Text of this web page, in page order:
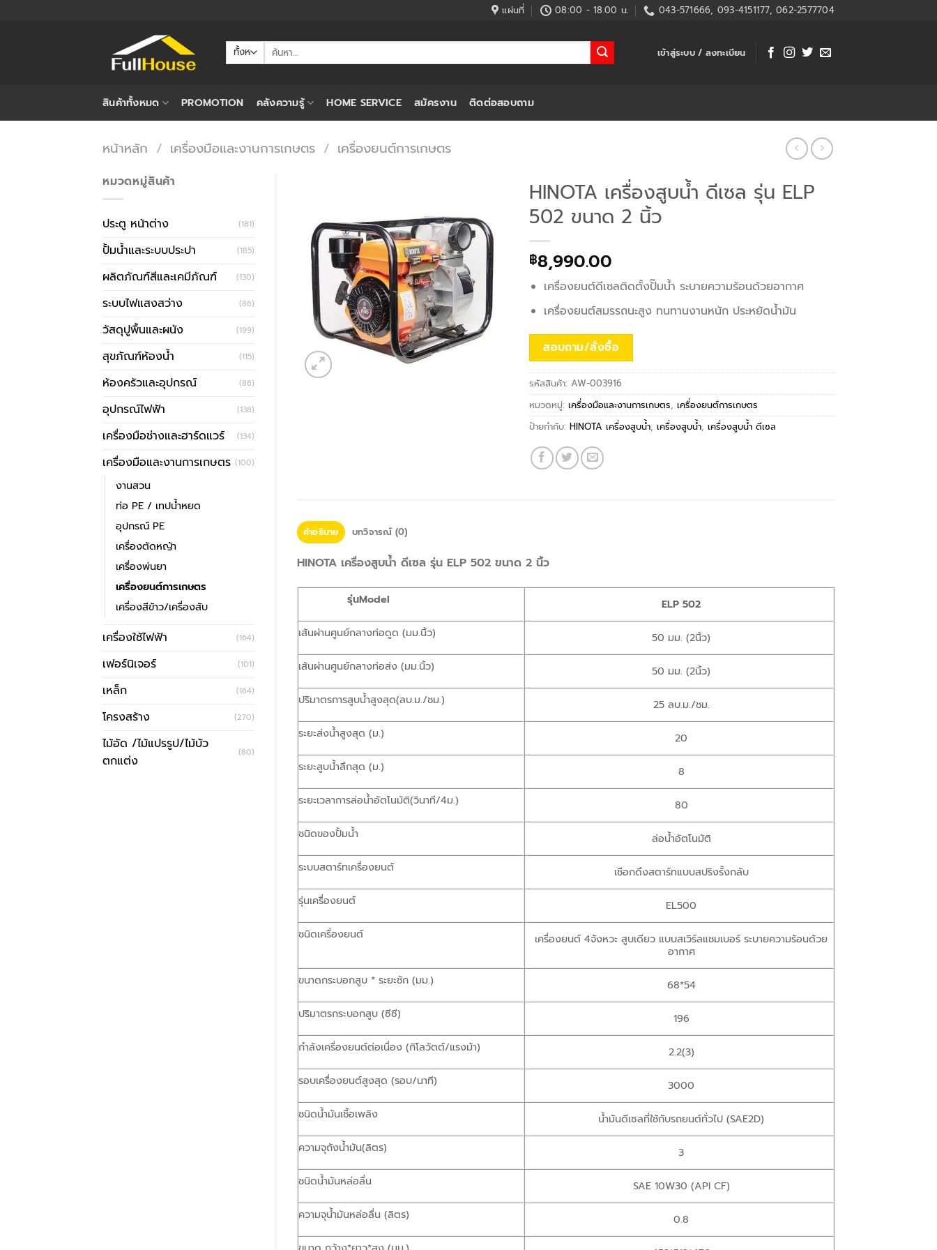
แผ่นที่ 08:00 - 18.00 น. 043-571666, 093-4151177, 062-2577704
ค้นหา: เข้าสู่ระบบ / ลงทะเบียน
สินค้าทั้งหมด PROMOTION คลังความรู้ HOME SERVICE สมัครงาน ติดต่อสอบถาม
หน้าหลัก / เครื่องมือและงานการเกษตร / เครื่องยนต์การเกษตร
หมวดหมู่สินค้า
ประตู หน้าต่าง (181)
ปั้มน้ำและระบบประปา (185)
ผลิตภัณฑ์สีและเคมีภัณฑ์ (130)
ระบบไฟแสงสว่าง (86)
วัสดุปูพื้นและผนัง (199)
สุขภัณฑ์ห้องน้ำ (115)
ห้องครัวและอุปกรณ์ (86)
อุปกรณ์ไฟฟ้า (138)
เครื่องมือช่างและฮาร์ดแวร์ (134)
เครื่องมือและงานการเกษตร (100)
งานสวน
ท่อ PE / เทปน้ำหยด
อุปกรณ์ PE
เครื่องตัดหญ้า
เครื่องพ่นยา
เครื่องยนต์การเกษตร
เครื่องสีข้าว/เครื่องสับ
เครื่องใช้ไฟฟ้า (164)
เฟอร์นิเจอร์ (101)
เหล็ก (164)
โครงสร้าง (270)
ไม้อัด /ไม้แปรรูป/ไม้บัว
ตกแต่ง
(80)
HINOTA เครื่องสูบน้ำ ดีเซล รุ่น ELP
502 ขนาด 2 นิ้ว
฿8,990.00
เครื่องยนต์ดีเซลติดตั้งปั๊มน้ำ ระบายความร้อนด้วยอากาศ
เครื่องยนต์สมรรถนะสูง ทนทานงานหนัก ประหยัดน้ำมัน
สอบถาม/สั่งซื้อ
รหัสสินค้า:AW-003916
หมวดหมู่:เครื่องมือและงานการเกษตร,เครื่องยนต์การเกษตร
ป้ายกำกับ:HINOTA เครื่องสูบน้ำ,เครื่องสูบน้ำ,เครื่องสูบน้ำ ดีเซล
คำอธิบาย บทวิจารณ์ (0)
HINOTA เครื่องสูบน้ำ ดีเซล รุ่น ELP 502 ขนาด 2 นิ้ว
รุ่นModel
ELP 502
เส้นผ่านศูนย์กลางท่อดูด (มม.นิ้ว)
50 มม. (2นิ้ว)
เส้นผ่านศูนย์กลางท่อส่ง (มม.นิ้ว)
50 มม. (2นิ้ว)
ปริมาตรการสูบน้ำสูงสุด(ลบ.ม./ชม.)
25 ลบ.ม./ชม.
ระยะส่งน้ำสูงสุด (ม.)
20
ระยะสูบน้ำลึกสุด (ม.)
8
ระยะเวลาการล่อน้ำอัตโนมัติ(วินาที/4ม.)
80
ชนิดของปั้มน้ำ
ล่อน้ำอัตโนมัติ
ระบบสตาร์ทเครื่องยนต์
เชือกดึงสตาร์ทแบบสปริงรั้งกลับ
รุ่นเครื่องยนต์
EL500
ชนิดเครื่องยนต์
เครื่องยนต์ 4จังหวะ สูบเดียว แบบสเวิร์ลแชมเบอร์ ระบายความร้อนด้วย
อากาศ
ขนาดกระบอกสูบ * ระยะชัก (มม.)
68*54
ปริมาตรกระบอกสูบ (ซีซี)
196
กำลังเครื่องยนต์ต่อเนื่อง (กิโลวัตต์/แรงม้า)
2.2(3)
รอบเครื่องยนต์สูงสุด (รอบ/นาที)
3000
ชนิดน้ำมันเชื้อเพลิง
น้ำมันดีเซลที่ใช้กับรถยนต์ทั่วไป (SAE2D)
ความจุถังน้ำมัน(ลิตร)
3
ชนิดน้ำมันหล่อลื่น
SAE 10W30 (API CF)
ความจุน้ำมันหล่อลื่น (ลิตร)
0.8